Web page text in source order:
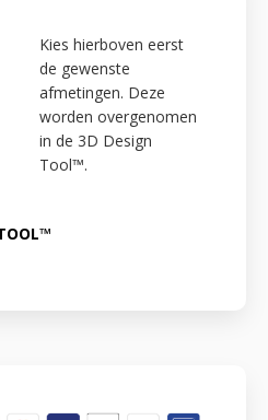
Kies hierboven eerst
de gewenste
afmetingen. Deze
worden overgenomen
in de 3D Design
Tool™.